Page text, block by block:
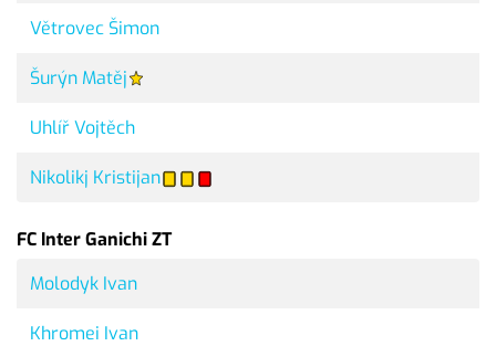
Větrovec Šimon
Šurýn Matěj
Uhlíř Vojtěch
Nikolikj Kristijan
FC Inter Ganichi ZT
Molodyk Ivan
Khromei Ivan